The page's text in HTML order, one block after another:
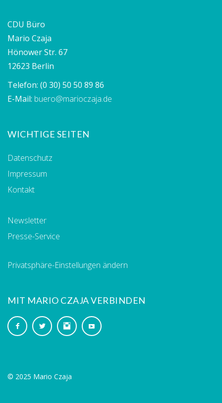
CDU Büro
Mario Czaja
Hönower Str. 67
12623 Berlin
Telefon: (0 30) 50 50 89 86
E-Mail: buero@marioczaja.de
WICHTIGE SEITEN
Datenschutz
Impressum
Kontakt
Newsletter
Presse-Service
Privatsphäre-Einstellungen ändern
MIT MARIO CZAJA VERBINDEN
© 2025 Mario Czaja